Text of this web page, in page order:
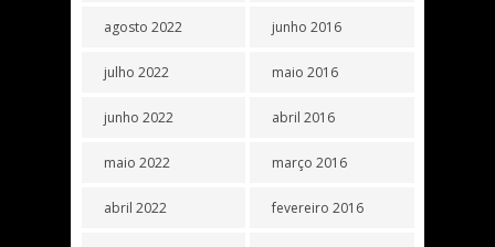
agosto 2022
julho 2022
junho 2022
maio 2022
abril 2022
junho 2016
maio 2016
abril 2016
março 2016
fevereiro 2016